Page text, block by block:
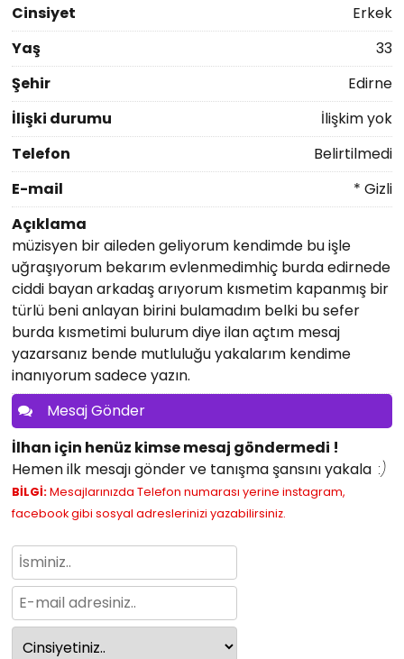
Cinsiyet
Erkek
Yaş
33
Şehir
Edirne
İlişki durumu
İlişkim yok
Telefon
Belirtilmedi
E-mail
* Gizli
Açıklama
müzisyen bir aileden geliyorum kendimde bu işle
uğraşıyorum bekarım evlenmedimhiç burda edirnede
ciddi bayan arkadaş arıyorum kısmetim kapanmış bir
türlü beni anlayan birini bulamadım belki bu sefer
burda kısmetimi bulurum diye ilan açtım mesaj
yazarsanız bende mutluluğu yakalarım kendime
inanıyorum sadece yazın.
Mesaj Gönder
İlhan için henüz kimse mesaj göndermedi !
Hemen ilk mesajı gönder ve tanışma şansını yakala :)
BİLGİ:Mesajlarınızda Telefon numarası yerine instagram,
facebook gibi sosyal adreslerinizi yazabilirsiniz.